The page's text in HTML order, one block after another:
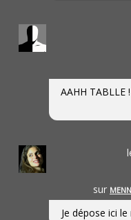
AAHH TABLLE
sur
Je dépose ici